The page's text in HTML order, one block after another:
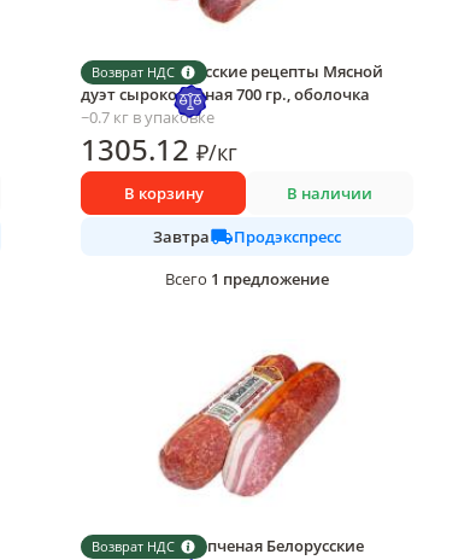
Возврат НДС
Колбаса Белорусские рецепты Мясной
дуэт сырокопченая 700 гр., оболочка
~0.7 кг в упаковке
1305.12 ₽/кг
В корзину В наличии
Завтра
Продэкспресс
Всего 1 предложение
Возврат НДС
Колбаса сырокопченая Белорусские